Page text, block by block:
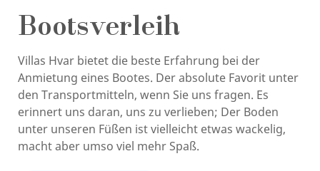
Bootsverleih
Villas Hvar bietet die beste Erfahrung bei der
Anmietung eines Bootes. Der absolute Favorit unter
den Transportmitteln, wenn Sie uns fragen. Es
erinnert uns daran, uns zu verlieben; Der Boden
unter unseren Füßen ist vielleicht etwas wackelig,
macht aber umso viel mehr Spaß.